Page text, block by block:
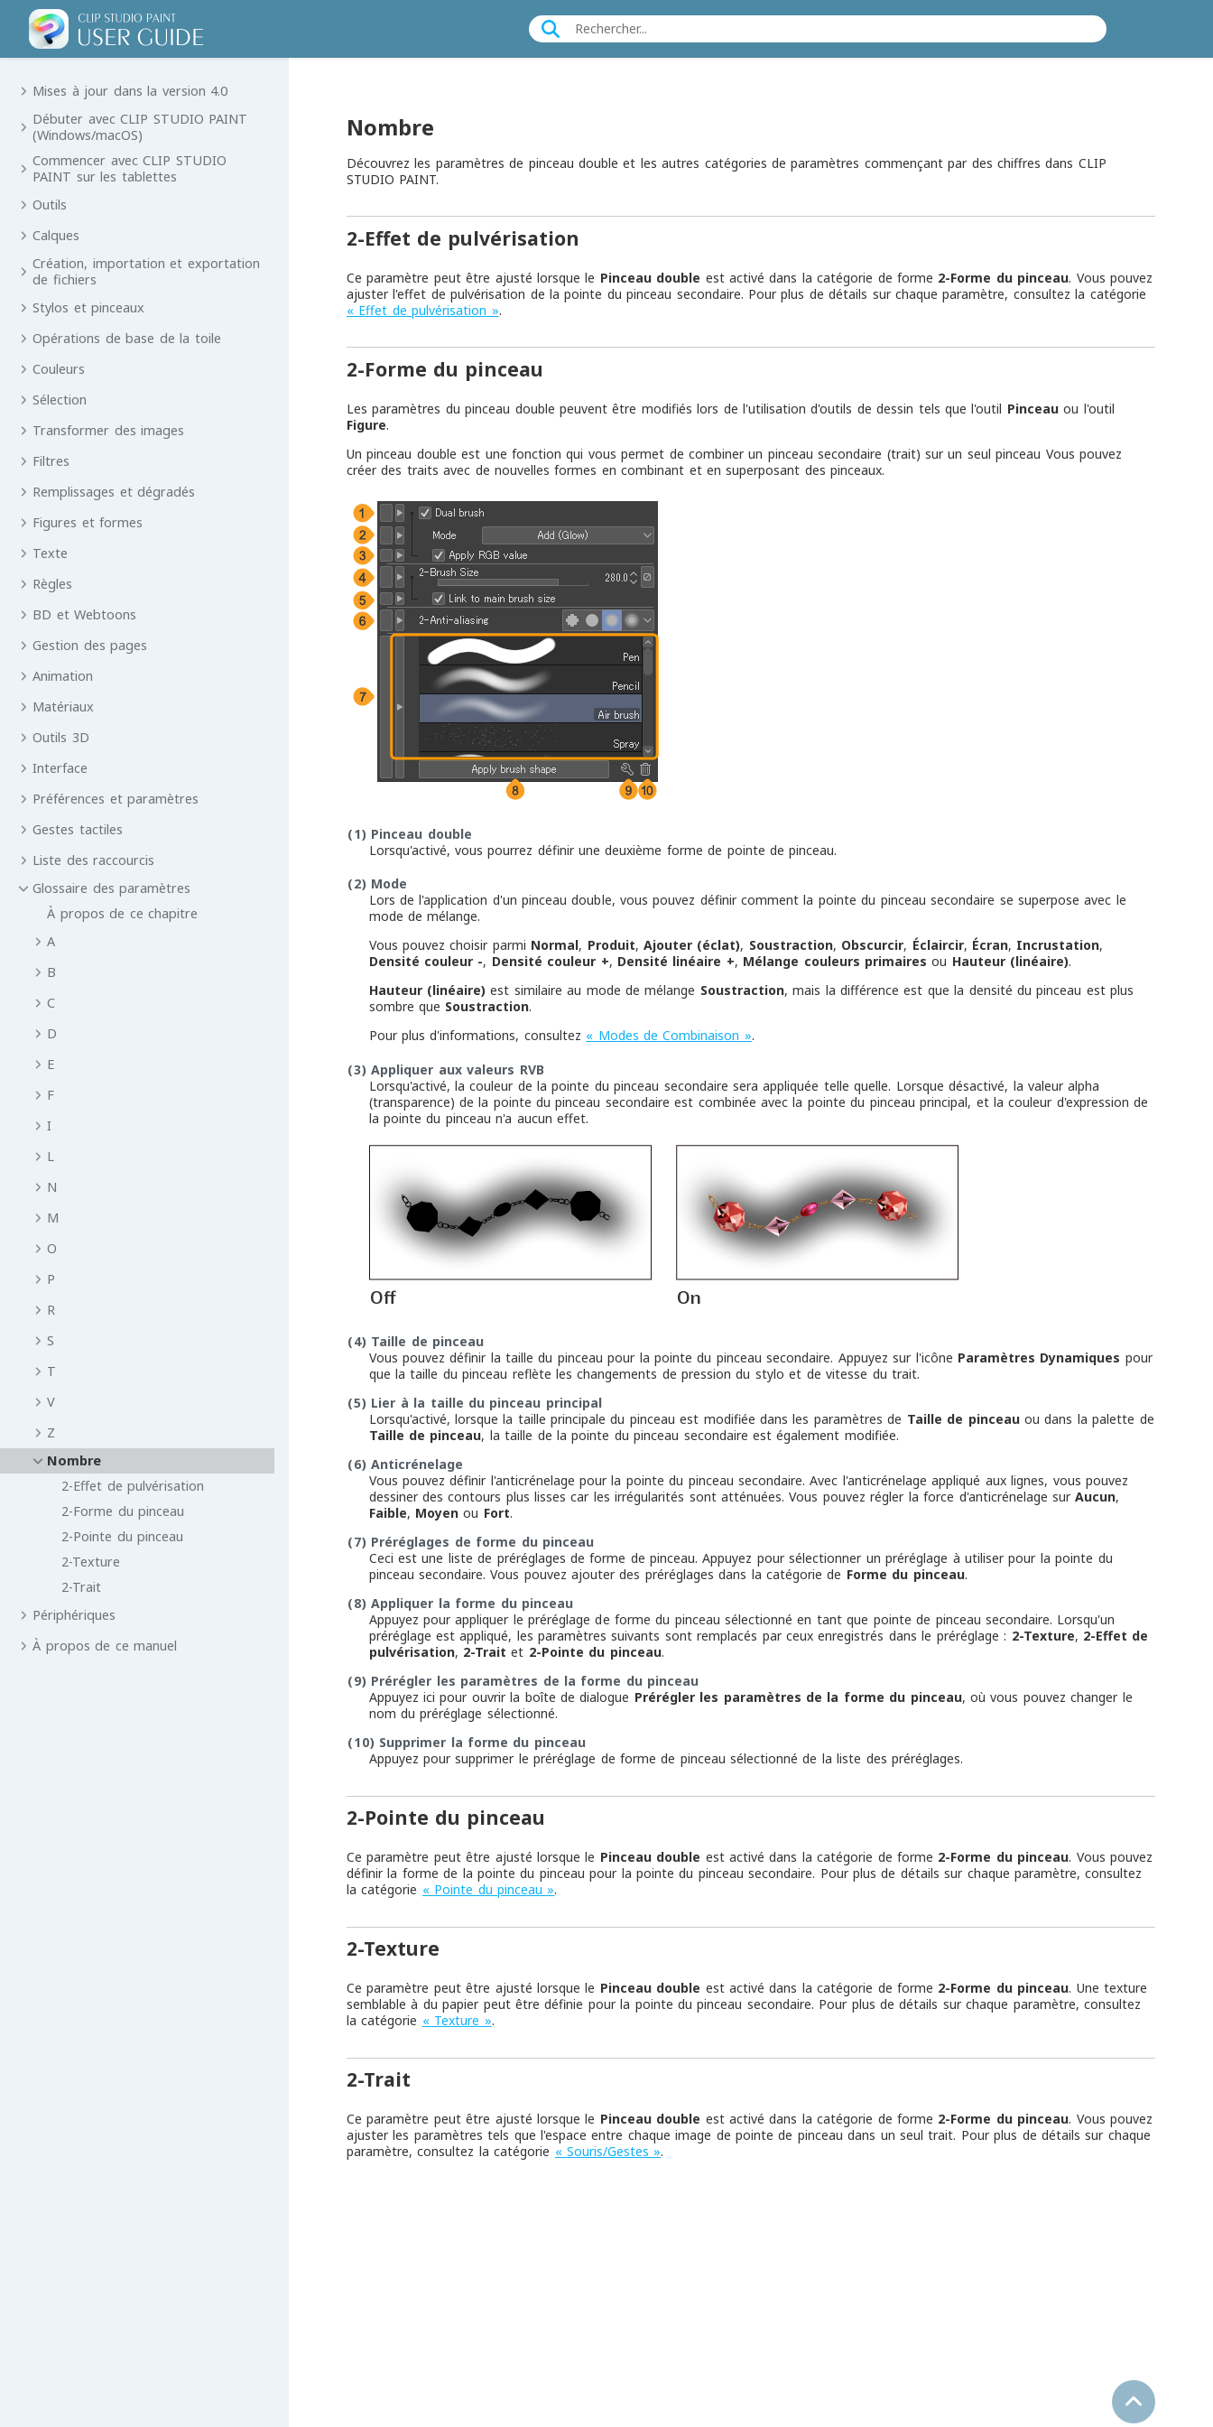
Mises à jour dans la version 4.0
Débuter avec CLIP STUDIO PAINT
(Windows/macOS)
Commencer avec CLIP STUDIO
PAINT sur les tablettes
Outils
Calques
Création, importation et exportation
de fichiers
Stylos et pinceaux
Opérations de base de la toile
Couleurs
Sélection
Transformer des images
Filtres
Remplissages et dégradés
Figures et formes
Texte
Règles
BD et Webtoons
Gestion des pages
Animation
Matériaux
Outils 3D
Interface
Préférences et paramètres
Gestes tactiles
Liste des raccourcis
Glossaire des paramètres
À propos de ce chapitre
A
B
C
D
E
F
I
L
N
M
O
P
R
S
T
V
Z
Nombre
2-Effet de pulvérisation
2-Forme du pinceau
2-Pointe du pinceau
2-Texture
2-Trait
Périphériques
À propos de ce manuel
Nombre
Découvrez les paramètres de pinceau double et les autres catégories de paramètres commençant par des chiffres dans CLIP
STUDIO PAINT.
2-Effet de pulvérisation
Ce paramètre peut être ajusté lorsque le Pinceau double est activé dans la catégorie de forme 2-Forme du pinceau. Vous pouvez
ajuster l'effet de pulvérisation de la pointe du pinceau secondaire. Pour plus de détails sur chaque paramètre, consultez la catégorie
« Effet de pulvérisation ».
2-Forme du pinceau
Les paramètres du pinceau double peuvent être modifiés lors de l'utilisation d'outils de dessin tels que l'outil Pinceauou l'outil
Figure.
Un pinceau double est une fonction qui vous permet de combiner un pinceau secondaire (trait) sur un seul pinceau Vous pouvez
créer des traits avec de nouvelles formes en combinant et en superposant des pinceaux.
(1) Pinceau double
Lorsqu'activé, vous pourrez définir une deuxième forme de pointe de pinceau.
(2) Mode
Lors de l'application d'un pinceau double, vous pouvez définir comment la pointe du pinceau secondaire se superpose avec le
mode de mélange.
Vous pouvez choisir parmi Normal, Produit, Ajouter (éclat), Soustraction, Obscurcir, Éclaircir, Écran, Incrustation,
Densité couleur -, Densité couleur +, Densité linéaire +, Mélange couleurs primaires ou Hauteur (linéaire).
Hauteur (linéaire) est similaire au mode de mélange Soustraction, mais la différence est que la densité du pinceau est plus
sombre que Soustraction.
Pour plus d'informations, consultez « Modes de Combinaison ».
(3) Appliquer aux valeurs RVB
Lorsqu'activé, la couleur de la pointe du pinceau secondaire sera appliquée telle quelle. Lorsque désactivé, la valeur alpha
(transparence) de la pointe du pinceau secondaire est combinée avec la pointe du pinceau principal, et la couleur d'expression de
la pointe du pinceau n'a aucun effet.
(4) Taille de pinceau
Vous pouvez définir la taille du pinceau pour la pointe du pinceau secondaire. Appuyez sur l'icône Paramètres Dynamiques pour
que la taille du pinceau reflète les changements de pression du stylo et de vitesse du trait.
(5) Lier à la taille du pinceau principal
Lorsqu'activé, lorsque la taille principale du pinceau est modifiée dans les paramètres de Taille de pinceauou dans la palette de
Taille de pinceau, la taille de la pointe du pinceau secondaire est également modifiée.
(6) Anticrénelage
Vous pouvez définir l'anticrénelage pour la pointe du pinceau secondaire. Avec l'anticrénelage appliqué aux lignes, vous pouvez
dessiner des contours plus lisses car les irrégularités sont atténuées. Vous pouvez régler la force d'anticrénelage surAucun,
Faible, Moyenou Fort.
(7) Préréglages de forme du pinceau
Ceci est une liste de préréglages de forme de pinceau. Appuyez pour sélectionner un préréglage à utiliser pour la pointe du
pinceau secondaire. Vous pouvez ajouter des préréglages dans la catégorie de Forme du pinceau.
(8) Appliquer la forme du pinceau
Appuyez pour appliquer le préréglage de forme du pinceau sélectionné en tant que pointe de pinceau secondaire. Lorsqu'un
préréglage est appliqué, les paramètres suivants sont remplacés par ceux enregistrés dans le préréglage : 2-Texture, 2-Effet de
pulvérisation, 2-Trait et 2-Pointe du pinceau.
(9) Prérégler les paramètres de la forme du pinceau
Appuyez ici pour ouvrir la boîte de dialogue Prérégler les paramètres de la forme du pinceau, où vous pouvez changer le
nom du préréglage sélectionné.
(10) Supprimer la forme du pinceau
Appuyez pour supprimer le préréglage de forme de pinceau sélectionné de la liste des préréglages.
2-Pointe du pinceau
Ce paramètre peut être ajusté lorsque le Pinceau double est activé dans la catégorie de forme 2-Forme du pinceau. Vous pouvez
définir la forme de la pointe du pinceau pour la pointe du pinceau secondaire. Pour plus de détails sur chaque paramètre, consultez
la catégorie « Pointe du pinceau ».
2-Texture
Ce paramètre peut être ajusté lorsque le Pinceau double est activé dans la catégorie de forme 2-Forme du pinceau. Une texture
semblable à du papier peut être définie pour la pointe du pinceau secondaire. Pour plus de détails sur chaque paramètre, consultez
la catégorie « Texture ».
2-Trait
Ce paramètre peut être ajusté lorsque le Pinceau double est activé dans la catégorie de forme 2-Forme du pinceau. Vous pouvez
ajuster les paramètres tels que l'espace entre chaque image de pointe de pinceau dans un seul trait. Pour plus de détails sur chaque
paramètre, consultez la catégorie « Souris/Gestes ».